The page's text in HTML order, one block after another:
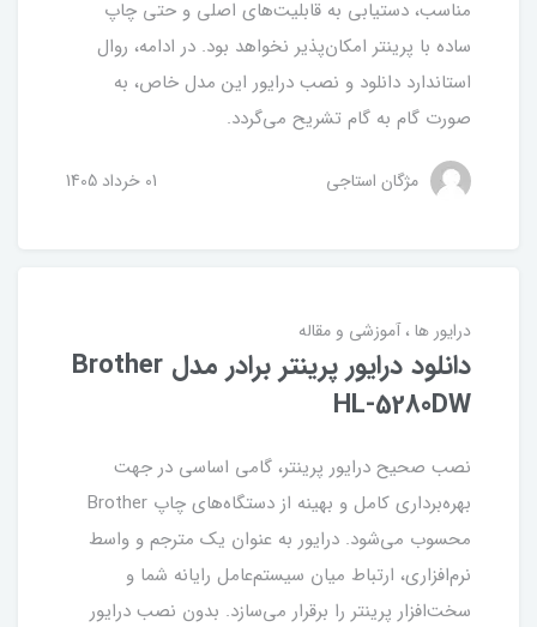
مناسب، دستیابی به قابلیت‌های اصلی و حتی چاپ
ساده با پرینتر امکان‌پذیر نخواهد بود. در ادامه، روال
استاندارد دانلود و نصب درایور این مدل خاص، به
صورت گام به گام تشریح می‌گردد.
مژگان استاجی 01 خرداد 1405
درایور ها آموزشی و مقاله
دانلود درایور پرینتر برادر مدل Brother
HL-5280DW
نصب صحیح درایور پرینتر، گامی اساسی در جهت
بهره‌برداری کامل و بهینه از دستگاه‌های چاپ Brother
محسوب می‌شود. درایور به عنوان یک مترجم و واسط
نرم‌افزاری، ارتباط میان سیستم‌عامل رایانه شما و
سخت‌افزار پرینتر را برقرار می‌سازد. بدون نصب درایور